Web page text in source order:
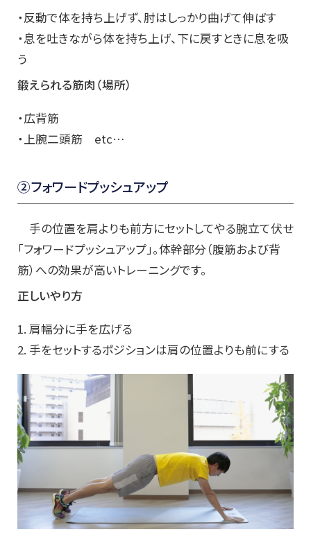
・反動で体を持ち上げず、肘はしっかり曲げて伸ばす
・息を吐きながら体を持ち上げ、下に戻すときに息を吸
う
鍛えられる筋肉（場所）
・広背筋
・上腕二頭筋 etc…
②フォワードプッシュアップ
手の位置を肩よりも前方にセットしてやる腕立て伏せ
「フォワードプッシュアップ」。体幹部分（腹筋および背
筋）への効果が高いトレーニングです。
正しいやり方
1. 肩幅分に手を広げる
2. 手をセットするポジションは肩の位置よりも前にする